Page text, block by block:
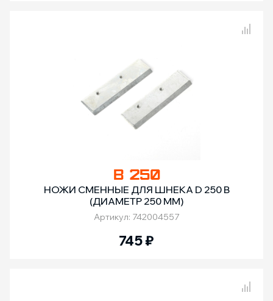
B 250
НОЖИ СМЕННЫЕ ДЛЯ ШНЕКА D 250 B
(ДИАМЕТР 250 ММ)
Артикул: 742004557
745₽